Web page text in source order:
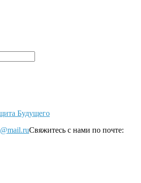
Будущего
Свяжитесь с нами по почте: